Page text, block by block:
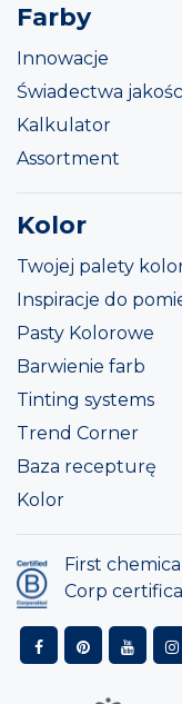
Farby
Innowacje
Świadectwa
Kalkulator
Assortment
Kolor
Twojej palety
Inspiracje do
Pasty Kolorowe
Barwienie farb
Tinting systems
Trend Corner
Baza recepturę
Kolor
First
Corp